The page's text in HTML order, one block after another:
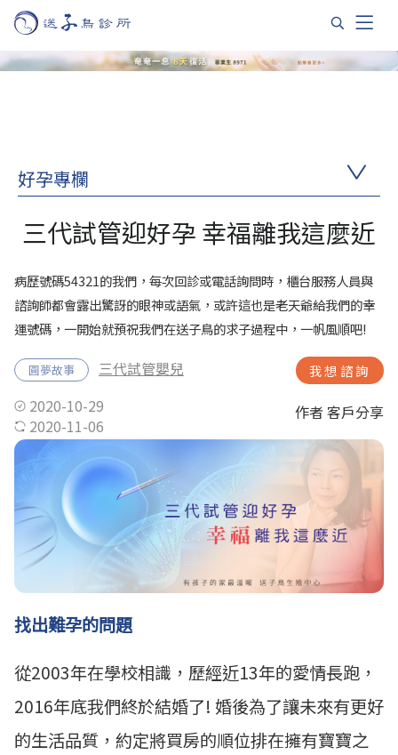
好孕專欄
三代試管迎好孕 幸福離我這麼近
病歷號碼54321的我們，每次回診或電話詢問時，櫃台服務人員與
諮詢師都會露出驚訝的眼神或語氣，或許這也是老天爺給我們的幸
運號碼，一開始就預祝我們在送子鳥的求子過程中，一帆風順吧!
圓夢故事 三代試管嬰兒 我想諮詢
2020-10-29
2020-11-06
作者 客戶分享
找出難孕的問題
從2003年在學校相識，歷經近13年的愛情長跑，
2016年底我們終於結婚了! 婚後為了讓未來有更好
的生活品質，約定將買房的順位排在擁有寶寶之